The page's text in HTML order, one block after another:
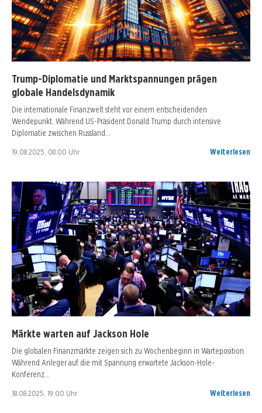
Trump-Diplomatie und Marktspannungen prägen
globale Handelsdynamik
Die internationale Finanzwelt steht vor einem entscheidenden
Wendepunkt. Während US-Präsident Donald Trump durch intensive
Diplomatie zwischen Russland…
19.08.2025, 08:00 Uhr Weiterlesen
Märkte warten auf Jackson Hole
Die globalen Finanzmärkte zeigen sich zu Wochenbeginn in Warteposition.
Während Anleger auf die mit Spannung erwartete Jackson-Hole-
Konferenz…
18.08.2025, 19:00 Uhr Weiterlesen